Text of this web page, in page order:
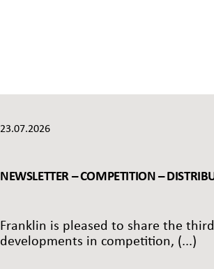
23.07.2026
NEWSLETTER – COMPETITION –
Franklin is pleased to share the
developments in competition, (...)